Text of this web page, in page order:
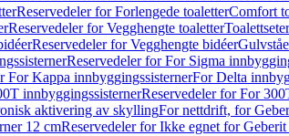
Reservedeler for Forlengede toaletterComfort
Reservedeler for Vegghengte toaletter
Reservedeler for Vegghengte bidéer
Reservedeler for For Sigma
For Kappa innbyggingssisternerFor Delta
innbyggingssisternerReservedeler for For
aktivering av skyllingFor nettdrift, for
12 cmReservedeler for Ikke egnet for